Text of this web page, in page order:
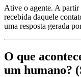
Ative o agente. A partir
recebida daquele
uma resposta gerada
O que
um humano?